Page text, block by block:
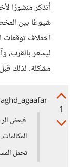
أتذكر منشورًا
شيوعًا بين
اختلاف
ليشعر بالقرب،
مشكلة. لذلك
1
فبعض
تحمل